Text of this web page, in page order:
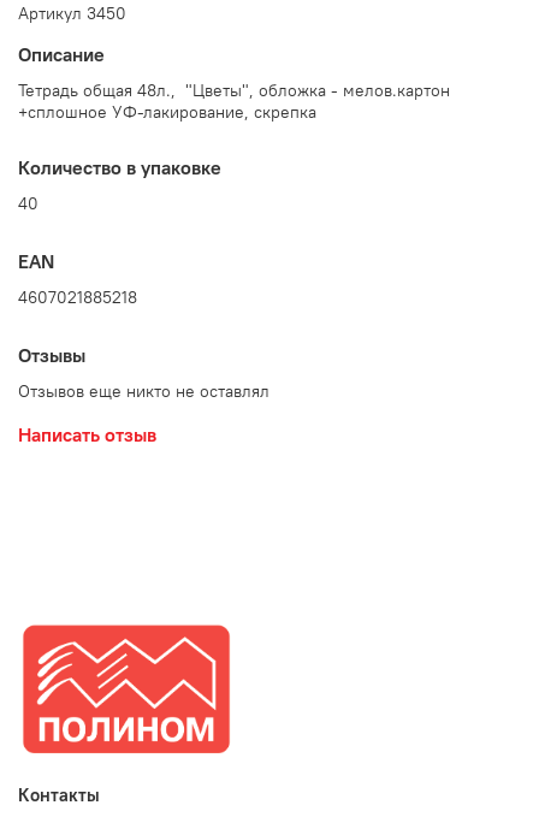
Артикул 3450
Описание
Тетрадь общая 48л., "Цветы", обложка - мелов.картон
+сплошное УФ-лакирование, скрепка
Количество в упаковке
40
EAN
4607021885218
Отзывы
Отзывов еще никто не оставлял
Написать отзыв
Контакты